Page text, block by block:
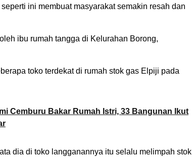
ini membuat masyarakat semakin resah dan
ibu rumah tangga di Kelurahan Borong,
toko terdekat di rumah stok gas Elpiji pada
Cemburu Bakar Rumah Istri, 33 Bangunan Ikut
dia di toko langganannya itu selalu melimpah stok